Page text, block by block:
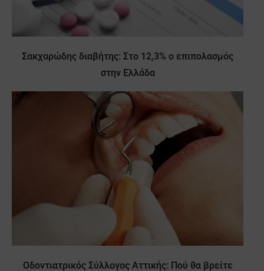
Σακχαρώδης διαβήτης: Στο 12,3% ο επιπολασμός
στην Ελλάδα
Οδοντιατρικός Σύλλογος Αττικής: Πού θα βρείτε